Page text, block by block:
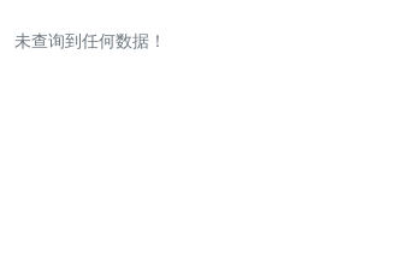
未查询到任何数据！